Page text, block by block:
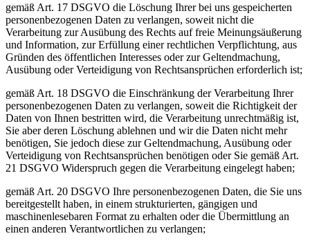
gemäß Art. 17 DSGVO die Löschung Ihrer bei uns gespeicherten
personenbezogenen Daten zu verlangen, soweit nicht die
Verarbeitung zur Ausübung des Rechts auf freie Meinungsäußerung
und Information, zur Erfüllung einer rechtlichen Verpflichtung, aus
Gründen des öffentlichen Interesses oder zur Geltendmachung,
Ausübung oder Verteidigung von Rechtsansprüchen erforderlich ist;
gemäß Art. 18 DSGVO die Einschränkung der Verarbeitung Ihrer
personenbezogenen Daten zu verlangen, soweit die Richtigkeit der
Daten von Ihnen bestritten wird, die Verarbeitung unrechtmäßig ist,
Sie aber deren Löschung ablehnen und wir die Daten nicht mehr
benötigen, Sie jedoch diese zur Geltendmachung, Ausübung oder
Verteidigung von Rechtsansprüchen benötigen oder Sie gemäß Art.
21 DSGVO Widerspruch gegen die Verarbeitung eingelegt haben;
gemäß Art. 20 DSGVO Ihre personenbezogenen Daten, die Sie uns
bereitgestellt haben, in einem strukturierten, gängigen und
maschinenlesebaren Format zu erhalten oder die Übermittlung an
einen anderen Verantwortlichen zu verlangen;